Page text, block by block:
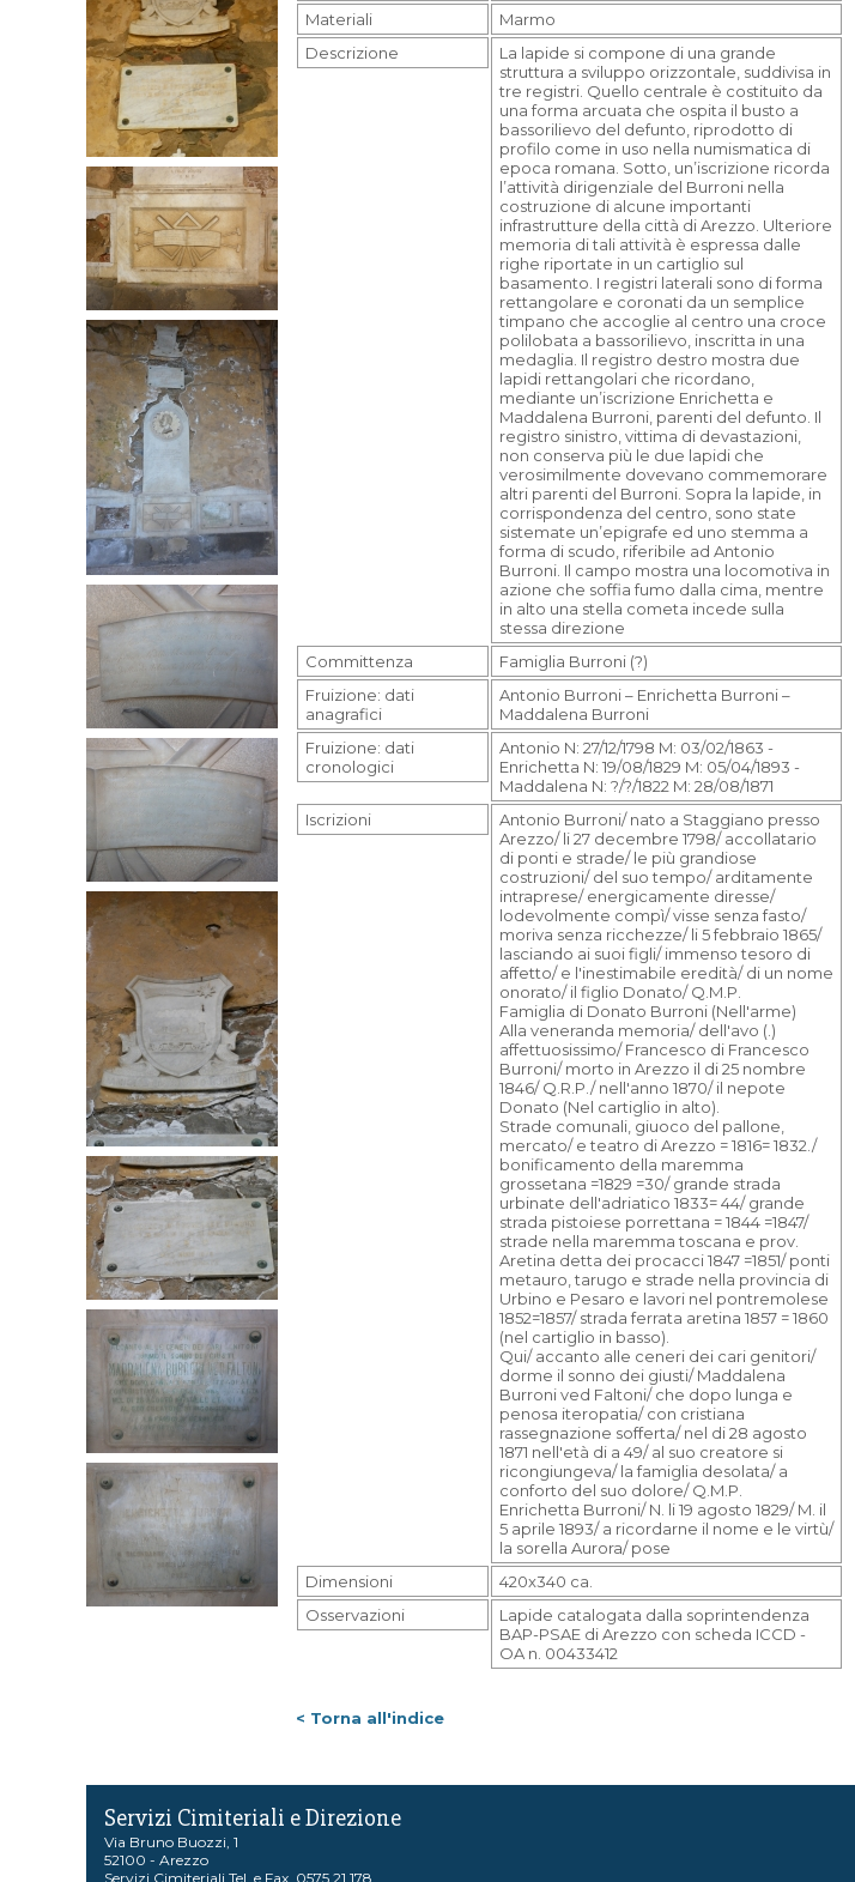
Materiali
Marmo
Descrizione
La lapide si compone di una grande
struttura a sviluppo orizzontale, suddivisa in
tre registri. Quello centrale è costituito da
una forma arcuata che ospita il busto a
bassorilievo del defunto, riprodotto di
profilo come in uso nella numismatica di
epoca romana. Sotto, un’iscrizione ricorda
l’attività dirigenziale del Burroni nella
costruzione di alcune importanti
infrastrutture della città di Arezzo. Ulteriore
memoria di tali attività è espressa dalle
righe riportate in un cartiglio sul
basamento. I registri laterali sono di forma
rettangolare e coronati da un semplice
timpano che accoglie al centro una croce
polilobata a bassorilievo, inscritta in una
medaglia. Il registro destro mostra due
lapidi rettangolari che ricordano,
mediante un’iscrizione Enrichetta e
Maddalena Burroni, parenti del defunto. Il
registro sinistro, vittima di devastazioni,
non conserva più le due lapidi che
verosimilmente dovevano commemorare
altri parenti del Burroni. Sopra la lapide, in
corrispondenza del centro, sono state
sistemate un’epigrafe ed uno stemma a
forma di scudo, riferibile ad Antonio
Burroni. Il campo mostra una locomotiva in
azione che soffia fumo dalla cima, mentre
in alto una stella cometa incede sulla
stessa direzione
Committenza
Famiglia Burroni (?)
Fruizione: dati
anagrafici
Antonio Burroni – Enrichetta Burroni –
Maddalena Burroni
Fruizione: dati
cronologici
Antonio N: 27/12/1798 M: 03/02/1863 -
Enrichetta N: 19/08/1829 M: 05/04/1893 -
Maddalena N: ?/?/1822 M: 28/08/1871
Iscrizioni
Antonio Burroni/ nato a Staggiano presso
Arezzo/ li 27 decembre 1798/ accollatario
di ponti e strade/ le più grandiose
costruzioni/ del suo tempo/ arditamente
intraprese/ energicamente diresse/
lodevolmente compì/ visse senza fasto/
moriva senza ricchezze/ li 5 febbraio 1865/
lasciando ai suoi figli/ immenso tesoro di
affetto/ e l'inestimabile eredità/ di un nome
onorato/ il figlio Donato/ Q.M.P.
Famiglia di Donato Burroni (Nell'arme)
Alla veneranda memoria/ dell'avo (.)
affettuosissimo/ Francesco di Francesco
Burroni/ morto in Arezzo il di 25 nombre
1846/ Q.R.P./ nell'anno 1870/ il nepote
Donato (Nel cartiglio in alto).
Strade comunali, giuoco del pallone,
mercato/ e teatro di Arezzo = 1816= 1832./
bonificamento della maremma
grossetana =1829 =30/ grande strada
urbinate dell'adriatico 1833= 44/ grande
strada pistoiese porrettana = 1844 =1847/
strade nella maremma toscana e prov.
Aretina detta dei procacci 1847 =1851/ ponti
metauro, tarugo e strade nella provincia di
Urbino e Pesaro e lavori nel pontremolese
1852=1857/ strada ferrata aretina 1857 = 1860
(nel cartiglio in basso).
Qui/ accanto alle ceneri dei cari genitori/
dorme il sonno dei giusti/ Maddalena
Burroni ved Faltoni/ che dopo lunga e
penosa iteropatia/ con cristiana
rassegnazione sofferta/ nel di 28 agosto
1871 nell'età di a 49/ al suo creatore si
ricongiungeva/ la famiglia desolata/ a
conforto del suo dolore/ Q.M.P.
Enrichetta Burroni/ N. li 19 agosto 1829/ M. il
5 aprile 1893/ a ricordarne il nome e le virtù/
la sorella Aurora/ pose
Dimensioni
420x340 ca.
Osservazioni
Lapide catalogata dalla soprintendenza
BAP-PSAE di Arezzo con scheda ICCD -
OA n. 00433412
< Torna all'indice
Servizi Cimiteriali e Direzione
Via Bruno Buozzi, 1
52100 - Arezzo
Servizi Cimiteriali Tel. e Fax. 0575 21.178